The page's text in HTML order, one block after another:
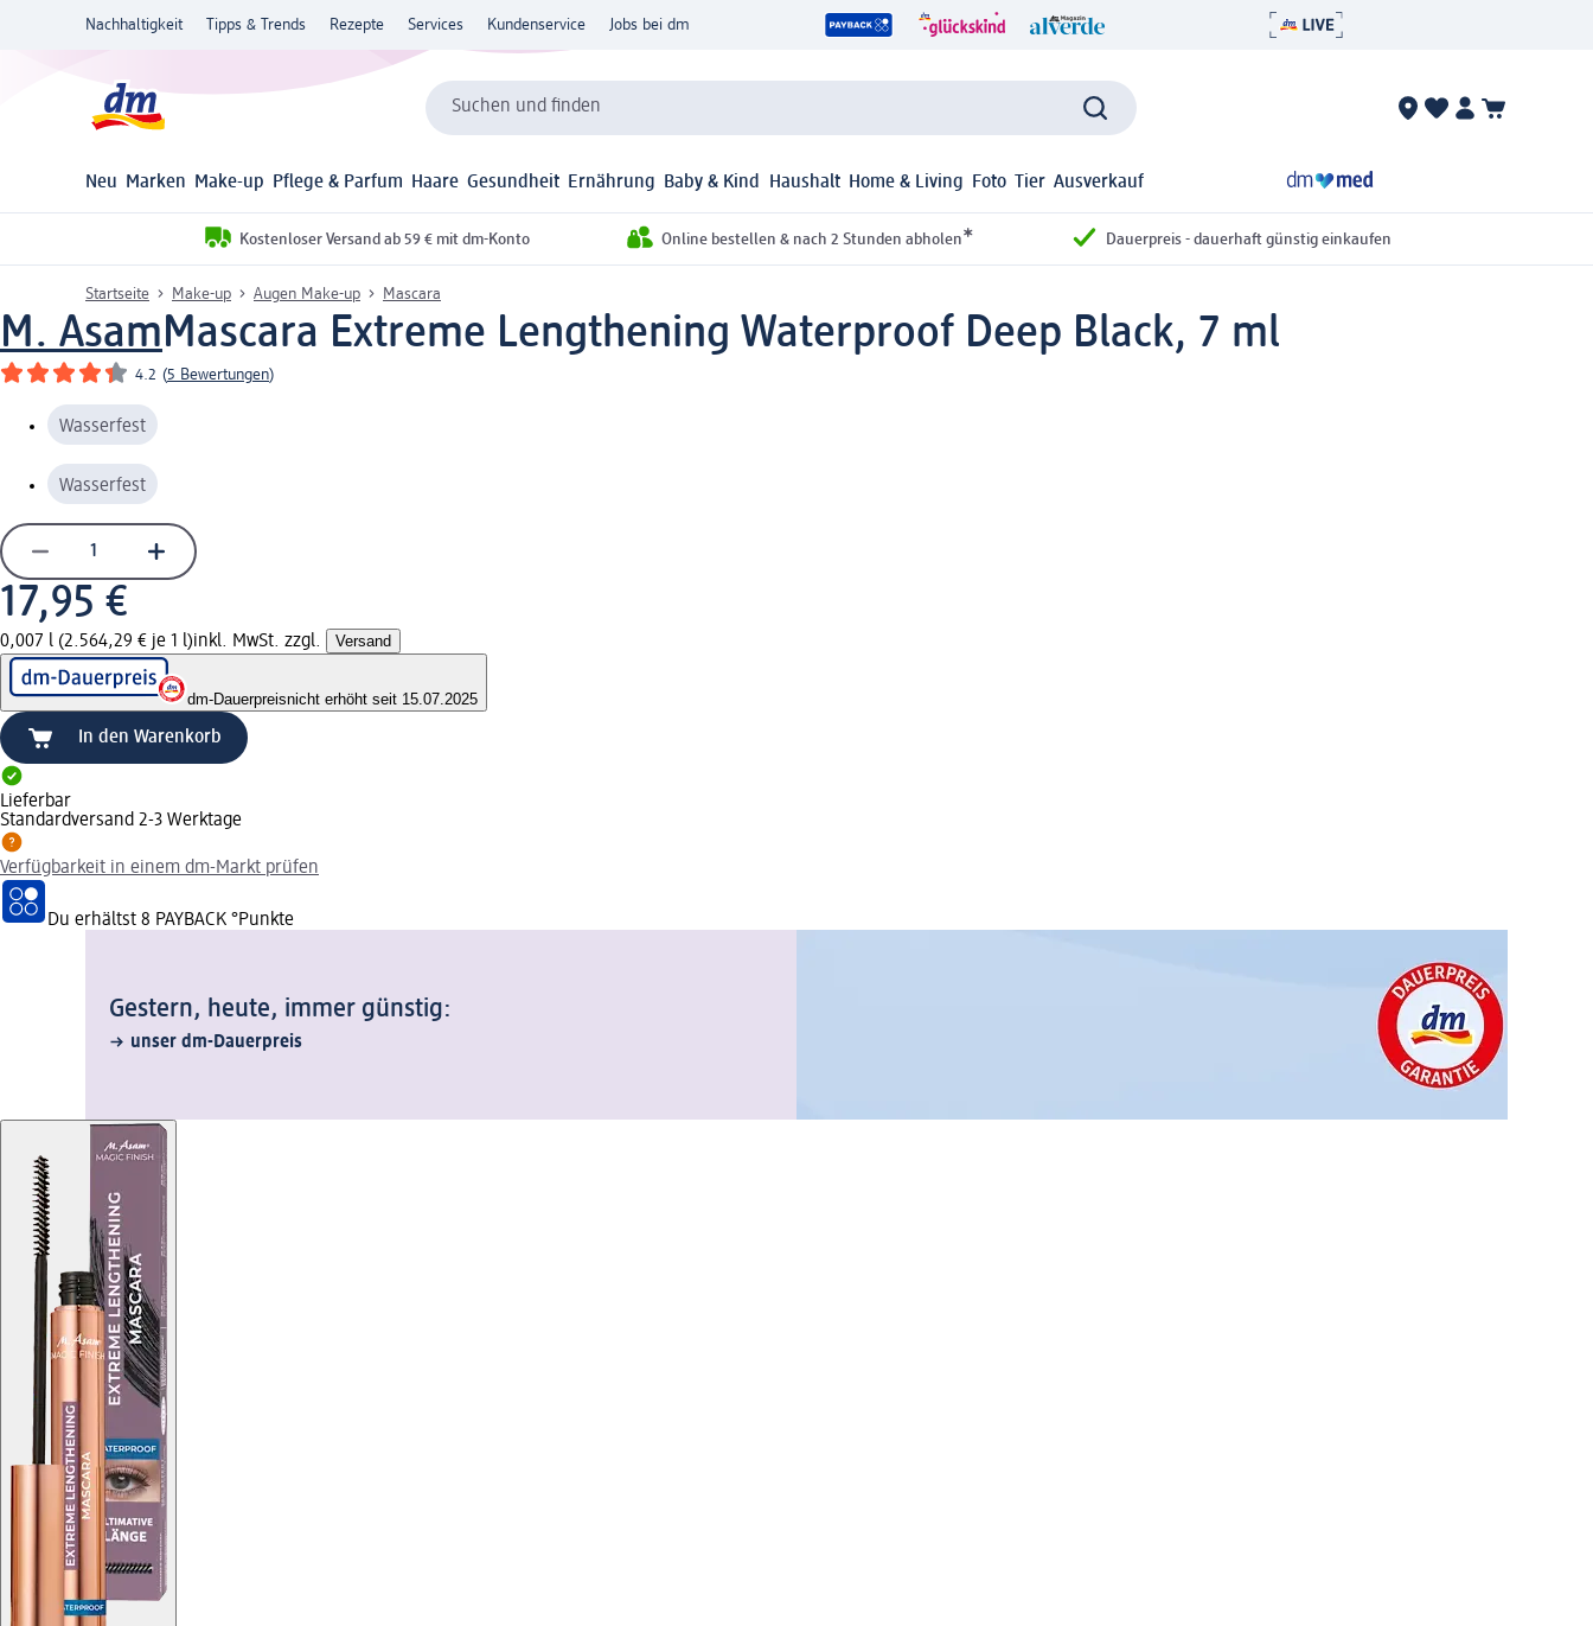
Nachhaltigkeit Tipps & Trends Rezepte Services Kundenservice Jobs bei dm
Suchen und finden
Neu Marken Make-up Pflege & Parfum Haare Gesundheit Ernährung Baby & Kind Haushalt Home & Living Foto Tier Ausverkauf
Kostenloser Versand ab 59 € mit dm-Konto Online bestellen & nach 2 Stunden abholen* Dauerpreis - dauerhaft günstig einkaufen
Startseite Make-up Augen Make-up Mascara
M. AsamMascara Extreme Lengthening Waterproof Deep Black, 7 ml
4.2 (5 Bewertungen)
Wasserfest
Wasserfest
17,95 €
0,007 l (2.564,29 € je 1 l)inkl. MwSt. zzgl. Versand
dm-Dauerpreisnicht erhöht seit 15.07.2025
In den Warenkorb
Lieferbar
Standardversand 2-3 Werktage
Verfügbarkeit in einem dm-Markt prüfen
Du erhältst 8 PAYBACK °Punkte
Gestern, heute, immer günstig:
unser dm-Dauerpreis